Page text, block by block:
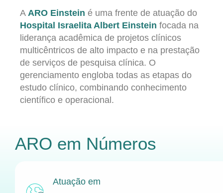
A ARO Einstein é uma frente de atuação do
Hospital Israelita Albert Einstein focada na
liderança acadêmica de projetos clínicos
multicêntricos de alto impacto e na prestação
de serviços de pesquisa clínica. O
gerenciamento engloba todas as etapas do
estudo clínico, combinando conhecimento
científico e operacional.
ARO em Números
Atuação em